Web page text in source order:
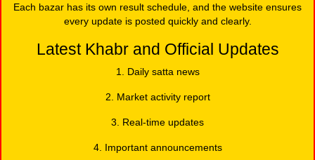
Each bazar has its own result schedule, and the website ensures
every update is posted quickly and clearly.
Latest Khabr and Official Updates
1. Daily satta news
2. Market activity report
3. Real-time updates
4. Important announcements